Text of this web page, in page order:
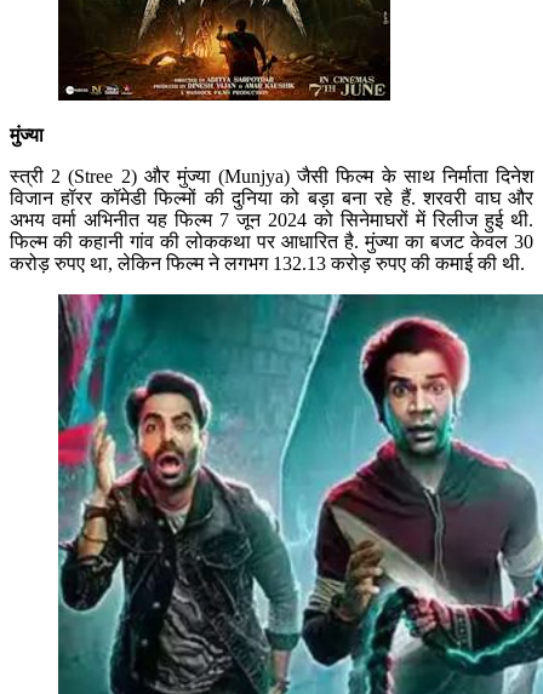
मुंज्या
स्त्री 2 (Stree 2) और मुंज्या (Munjya) जैसी फिल्म के साथ निर्माता दिनेश
विजान हॉरर कॉमेडी फिल्मों की दुनिया को बड़ा बना रहे हैं. शरवरी वाघ और
अभय वर्मा अभिनीत यह फिल्म 7 जून 2024 को सिनेमाघरों में रिलीज हुई थी.
फिल्म की कहानी गांव की लोककथा पर आधारित है. मुंज्या का बजट केवल 30
करोड़ रुपए था, लेकिन फिल्म ने लगभग 132.13 करोड़ रुपए की कमाई की थी.